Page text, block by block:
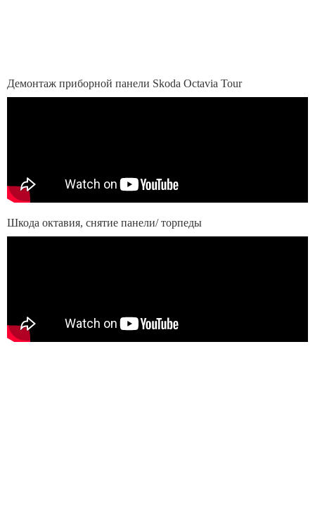
Демонтаж приборной панели Skoda Octavia Tour
Шкода октавия, снятие панели/ торпеды